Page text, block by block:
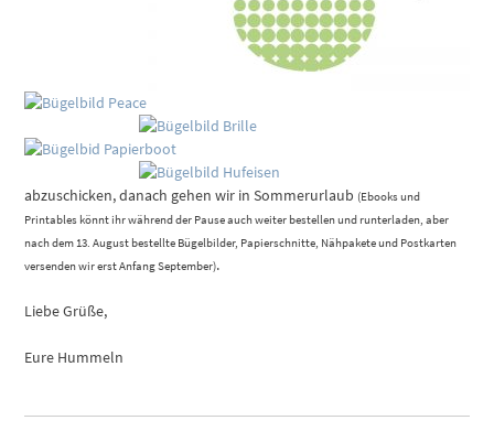
abzuschicken, danach gehen wir in Sommerurlaub (Ebooks und
Printables könnt ihr während der Pause auch weiter bestellen und runterladen, aber
nach dem 13. August bestellte Bügelbilder, Papierschnitte, Nähpakete und Postkarten
versenden wir erst Anfang September).
Liebe Grüße,
Eure Hummeln